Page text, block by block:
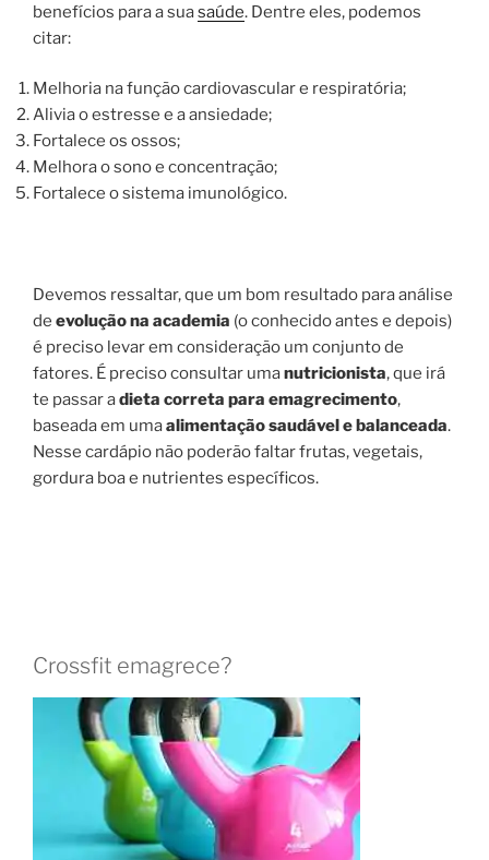
benefícios para a suasaúde. Dentre eles, podemos
citar:
Melhoria na função cardiovascular e respiratória;
Alivia o estresse e a ansiedade;
Fortalece os ossos;
Melhora o sono e concentração;
Fortalece o sistema imunológico.
Devemos ressaltar, que um bom resultado para análise
de evolução na academia (o conhecido antes e depois)
é preciso levar em consideração um conjunto de
fatores. É preciso consultar umanutricionista, que irá
te passar adieta correta para emagrecimento,
baseada em umaalimentação saudável e balanceada.
Nesse cardápio não poderão faltar frutas, vegetais,
gordura boa e nutrientes específicos.
Crossfit emagrece?